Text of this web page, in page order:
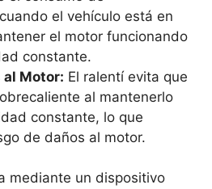
el vehículo está en
el motor funcionando
constante.
al Motor: El ralentí evita que
al mantenerlo
constante, lo que
de daños al motor.
mediante un dispositivo